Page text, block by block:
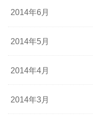
2014年6月
2014年5月
2014年4月
2014年3月